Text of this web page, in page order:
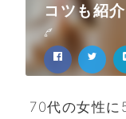
コツも紹介
70代の女性